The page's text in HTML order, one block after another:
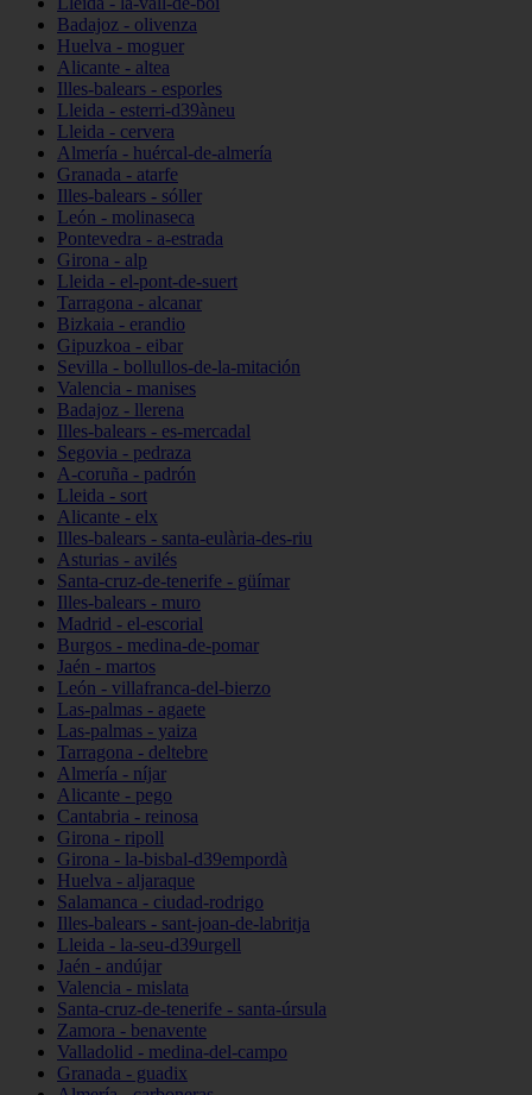
Badajoz - olivenza
Huelva - moguer
Alicante - altea
Illes-balears - esporles
Lleida - esterri-d39àneu
Lleida - cervera
Almería - huércal-de-almería
Granada - atarfe
Illes-balears - sóller
León - molinaseca
Pontevedra - a-estrada
Girona - alp
Lleida - el-pont-de-suert
Tarragona - alcanar
Bizkaia - erandio
Gipuzkoa - eibar
Sevilla - bollullos-de-la-mitación
Valencia - manises
Badajoz - llerena
Illes-balears - es-mercadal
Segovia - pedraza
A-coruña - padrón
Lleida - sort
Alicante - elx
Illes-balears - santa-eulària-des-riu
Asturias - avilés
Santa-cruz-de-tenerife - güímar
Illes-balears - muro
Madrid - el-escorial
Burgos - medina-de-pomar
Jaén - martos
León - villafranca-del-bierzo
Las-palmas - agaete
Las-palmas - yaiza
Tarragona - deltebre
Almería - níjar
Alicante - pego
Cantabria - reinosa
Girona - ripoll
Girona - la-bisbal-d39empordà
Huelva - aljaraque
Salamanca - ciudad-rodrigo
Illes-balears - sant-joan-de-labritja
Lleida - la-seu-d39urgell
Jaén - andújar
Valencia - mislata
Santa-cruz-de-tenerife - santa-úrsula
Zamora - benavente
Valladolid - medina-del-campo
Granada - guadix